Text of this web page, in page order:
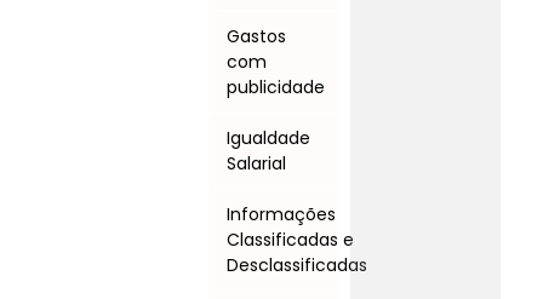
Gastos
com
publicidade
Igualdade
Salarial
Informações
Classificadas e
Desclassificadas